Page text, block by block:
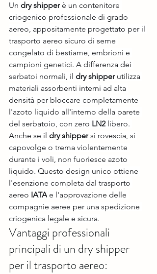
Un dry shipper è un contenitore
criogenico professionale di grado
aereo, appositamente progettato per il
trasporto aereo sicuro di seme
congelato di bestiame, embrioni e
campioni genetici. A differenza dei
serbatoi normali, il dry shipper utilizza
materiali assorbenti interni ad alta
densità per bloccare completamente
l'azoto liquido all'interno della parete
del serbatoio, con zero LN2 libero.
Anche se il dry shipper si rovescia, si
capovolge o trema violentemente
durante i voli, non fuoriesce azoto
liquido. Questo design unico ottiene
l'esenzione completa dal trasporto
aereo IATA e l'approvazione delle
compagnie aeree per una spedizione
criogenica legale e sicura.
Vantaggi professionali
principali di un dry shipper
per il trasporto aereo: